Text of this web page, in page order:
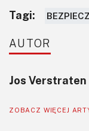
Tagi:
AUTOR
Jos Verstraten
ZOBACZ WIĘCEJ